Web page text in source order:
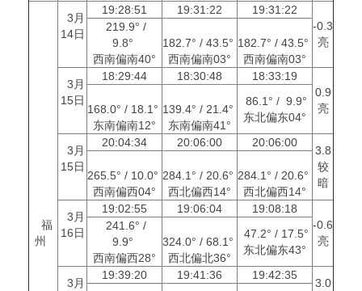
福
州
3月
14日
19:28:51 19:31:22
19:31:22
-0.3
亮
219.9° /
9.8°
西南偏南40°
182.7° / 43.5°
西南偏南03°
182.7° / 43.5°
西南偏南03°
3月
15日
18:29:44 18:30:48
18:33:19
0.9
亮
168.0° / 18.1°
东南偏南12°
139.4° / 21.4°
东南偏南41°
86.1° / 9.9°
东北偏东04°
3月
15日
20:04:34 20:06:00 20:06:00
3.8
较
暗
265.5° / 10.0°
西南偏西04°
284.1° / 20.6°
西北偏西14°
284.1° / 20.6°
西北偏西14°
3月
16日
19:02:55 19:06:04
19:08:18
-0.6
亮
241.6° /
9.9°
西南偏西28°
324.0° / 68.1°
西北偏北36°
47.2° / 17.5°
东北偏东43°
3月
19:39:20 19:41:36 19:42:35
3.0